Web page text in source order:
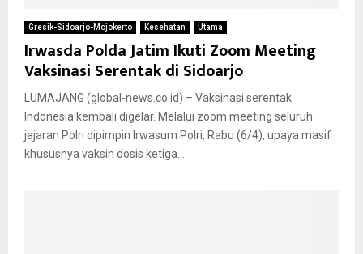
Gresik-Sidoarjo-Mojokerto Kesehatan Utama
Irwasda Polda Jatim Ikuti Zoom Meeting
Vaksinasi Serentak di Sidoarjo
LUMAJANG (global-news.co.id) – Vaksinasi serentak
Indonesia kembali digelar. Melalui zoom meeting seluruh
jajaran Polri dipimpin Irwasum Polri, Rabu (6/4), upaya masif
khususnya vaksin dosis ketiga...